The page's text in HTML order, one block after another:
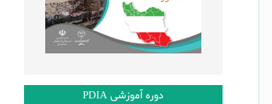
دوره آموزشی PDIA